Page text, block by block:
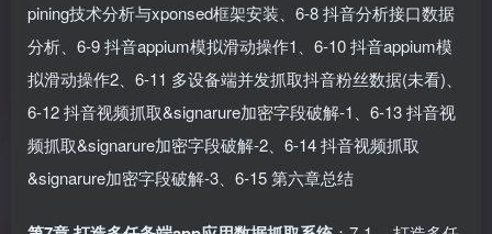
pining技术分析与xponsed框架安装、6-8 抖音分析接口数据
分析、6-9 抖音appium模拟滑动操作1、6-10 抖音appium模
拟滑动操作2、6-11 多设备端并发抓取抖音粉丝数据(未看)、
6-12 抖音视频抓取&signarure加密字段破解-1、6-13 抖音视
频抓取&signarure加密字段破解-2、6-14 抖音视频抓取
&signarure加密字段破解-3、6-15 第六章总结